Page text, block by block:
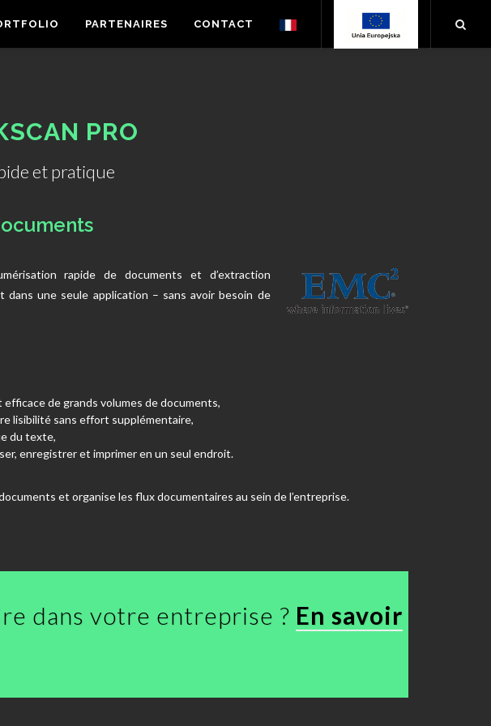
PARTENAIRES CONTACT
PRO
et pratique
rapide de documents et d’extraction
une seule application – sans avoir besoin de
de grands volumes de documents,
lisibilité sans effort supplémentaire,
du texte,
enregistrer et imprimer en un seul endroit.
et organise les flux documentaires au sein de l’entreprise.
dans votre entreprise ? En savoir